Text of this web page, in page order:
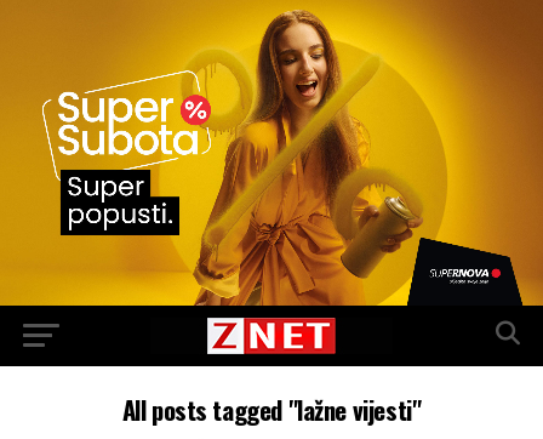
All posts tagged "lažne vijesti"